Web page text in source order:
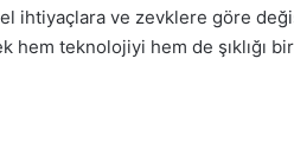
ihtiyaçlara ve zevklere göre
hem teknolojiyi hem de şıklığı